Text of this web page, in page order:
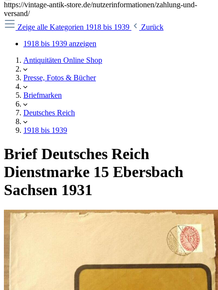
https://vintage-antik-store.de/nutzerinformationen/zahlung-und-
versand/
Zeige alle Kategorien 1918 bis 1939
Zurück
1918 bis 1939 anzeigen
Antiquitäten Online Shop
Presse, Fotos & Bücher
Briefmarken
Deutsches Reich
1918 bis 1939
Brief Deutsches Reich
Dienstmarke 15 Ebersbach
Sachsen 1931